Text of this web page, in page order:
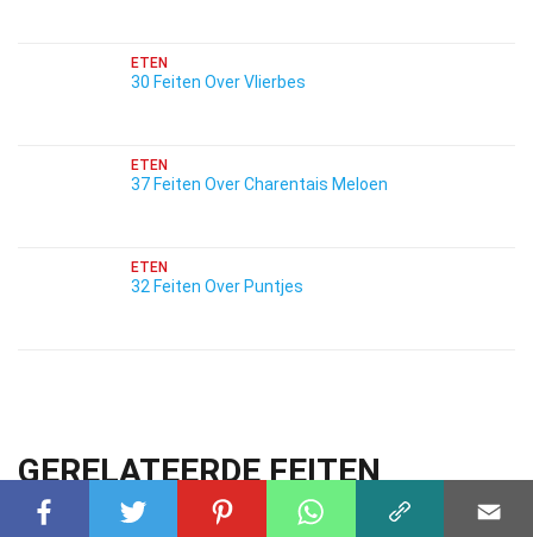
ETEN
30 Feiten Over Vlierbes
ETEN
37 Feiten Over Charentais Meloen
ETEN
32 Feiten Over Puntjes
GERELATEERDE FEITEN